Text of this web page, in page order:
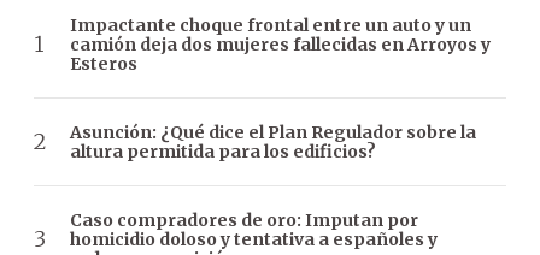
Impactante choque frontal entre un auto y un
camión deja dos mujeres fallecidas en Arroyos y
Esteros
Asunción: ¿Qué dice el Plan Regulador sobre la
altura permitida para los edificios?
Caso compradores de oro: Imputan por
homicidio doloso y tentativa a españoles y